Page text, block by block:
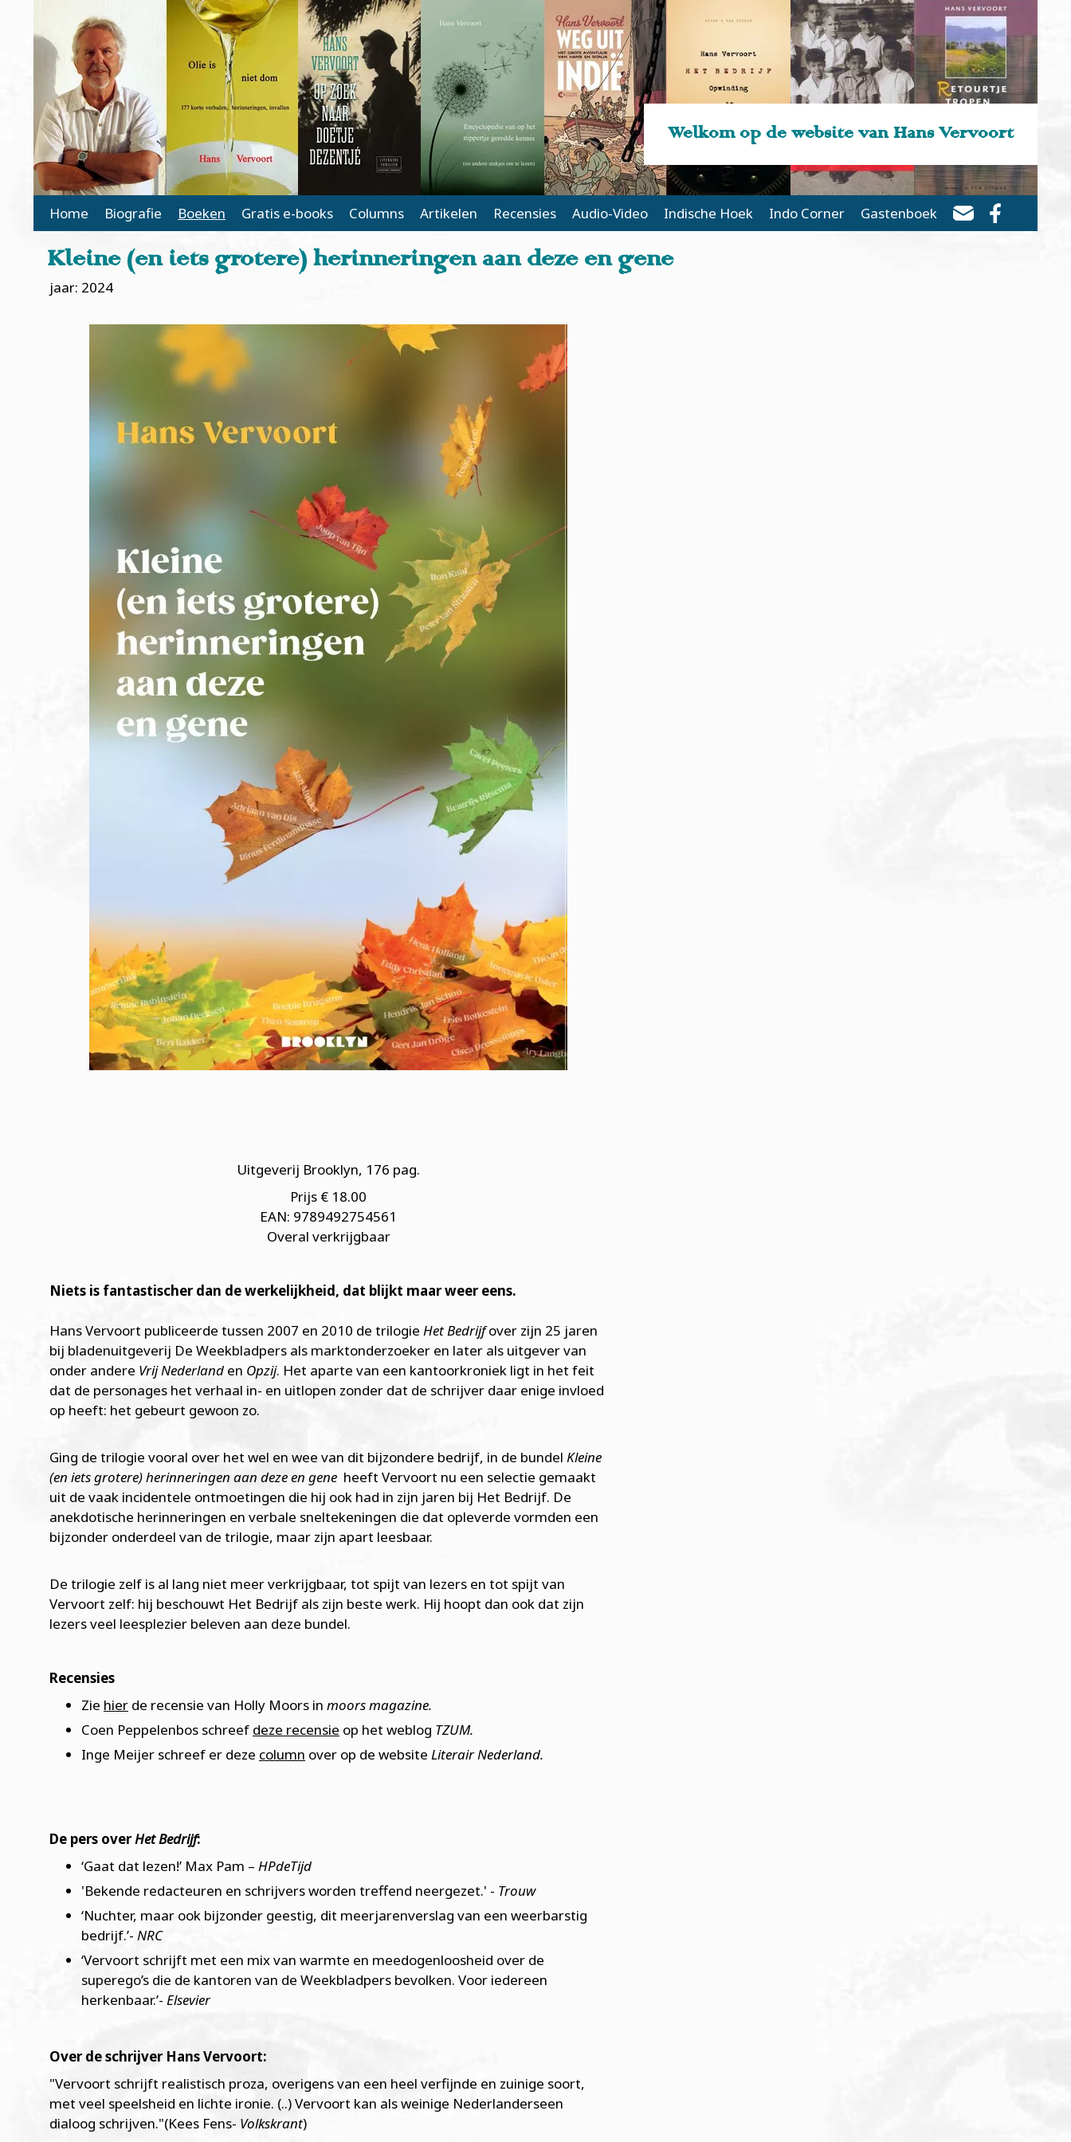
Welkom op de website van Hans Vervoort
Main Page Navigation
Home Biografie Boeken Gratis e-books Columns Artikelen Recensies Audio-Video Indische Hoek Indo Corner Gastenboek
Kleine (en iets grotere) herinneringen aan deze en gene
jaar: 2024
Uitgeverij Brooklyn, 176 pag.
Prijs € 18.00
EAN: 9789492754561
Overal verkrijgbaar
Niets is fantastischer dan de werkelijkheid, dat blijkt maar weer eens.
Hans Vervoort publiceerde tussen 2007 en 2010 de trilogie Het Bedrijfover zijn 25 jaren
bij bladenuitgeverij De Weekbladpers als marktonderzoeker en later als uitgever van
onder andere Vrij Nederland en Opzij. Het aparte van een kantoorkroniek ligt in het feit
dat de personages het verhaal in- en uitlopen zonder dat de schrijver daar enige invloed
op heeft: het gebeurt gewoon zo.
Ging de trilogie vooral over het wel en wee van dit bijzondere bedrijf, in de bundel Kleine
(en iets grotere) herinneringen aan deze en gene heeft Vervoort nu een selectie gemaakt
uit de vaak incidentele ontmoetingen die hij ook had in zijn jaren bij Het Bedrijf. De
anekdotische herinneringen en verbale sneltekeningen die dat opleverde vormden een
bijzonder onderdeel van de trilogie, maar zijn apart leesbaar.
De trilogie zelf is al lang niet meer verkrijgbaar, tot spijt van lezers en tot spijt van
Vervoort zelf: hij beschouwt Het Bedrijf als zijn beste werk. Hij hoopt dan ook dat zijn
lezers veel leesplezier beleven aan deze bundel.
Recensies
Zie hier de recensie van Holly Moors in moors magazine.
Coen Peppelenbos schreef deze recensie op het weblog TZUM.
Inge Meijer schreef er deze column over op de website Literair Nederland.
De pers overHet Bedrijf:
‘Gaat dat lezen!’ Max Pam – HPdeTijd
'Bekende redacteuren en schrijvers worden treffend neergezet.' - Trouw
‘Nuchter, maar ook bijzonder geestig, dit meerjarenverslag van een weerbarstig
bedrijf.’- NRC
‘Vervoort schrijft met een mix van warmte en meedogenloosheid over de
superego’s die de kantoren van de Weekbladpers bevolken. Voor iedereen
herkenbaar.’- Elsevier
Over de schrijver Hans Vervoort:
"Vervoort schrijft realistisch proza, overigens van een heel verfijnde en zuinige soort,
met veel speelsheid en lichte ironie. (..) Vervoort kan als weinige Nederlanderseen
dialoog schrijven."(Kees Fens- Volkskrant)